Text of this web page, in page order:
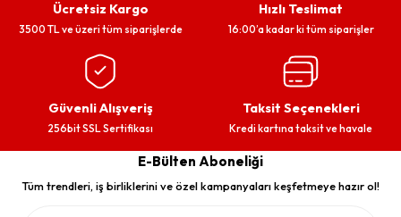
Ücretsiz Kargo
3500 TL ve üzeri tüm siparişlerde
Hızlı Teslimat
16:00’a kadar ki tüm siparişler
Güvenli Alışveriş
256bit SSL Sertifikası
Taksit Seçenekleri
Kredi kartına taksit ve havale
E-Bülten Aboneliği
Tüm trendleri, iş birliklerini ve özel kampanyaları keşfetmeye hazır ol!